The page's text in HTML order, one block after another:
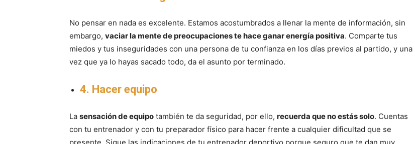
No pensar en nada es excelente. Estamos acostumbrados a llenar la mente de información, sin
embargo, vaciar la mente de preocupaciones te hace ganar energía positiva. Comparte tus
miedos y tus inseguridades con una persona de tu confianza en los días previos al partido, y una
vez que ya lo hayas sacado todo, da el asunto por terminado.
4. Hacer equipo
La sensación de equipo también te da seguridad, por ello, recuerda que no estás solo. Cuentas
con tu entrenador y con tu preparador físico para hacer frente a cualquier dificultad que se